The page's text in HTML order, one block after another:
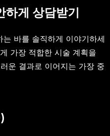
게 상담받기
바를 솔직하게 이야기하세
가장 적합한 시술 계획을
운 결과로 이어지는 가장 중